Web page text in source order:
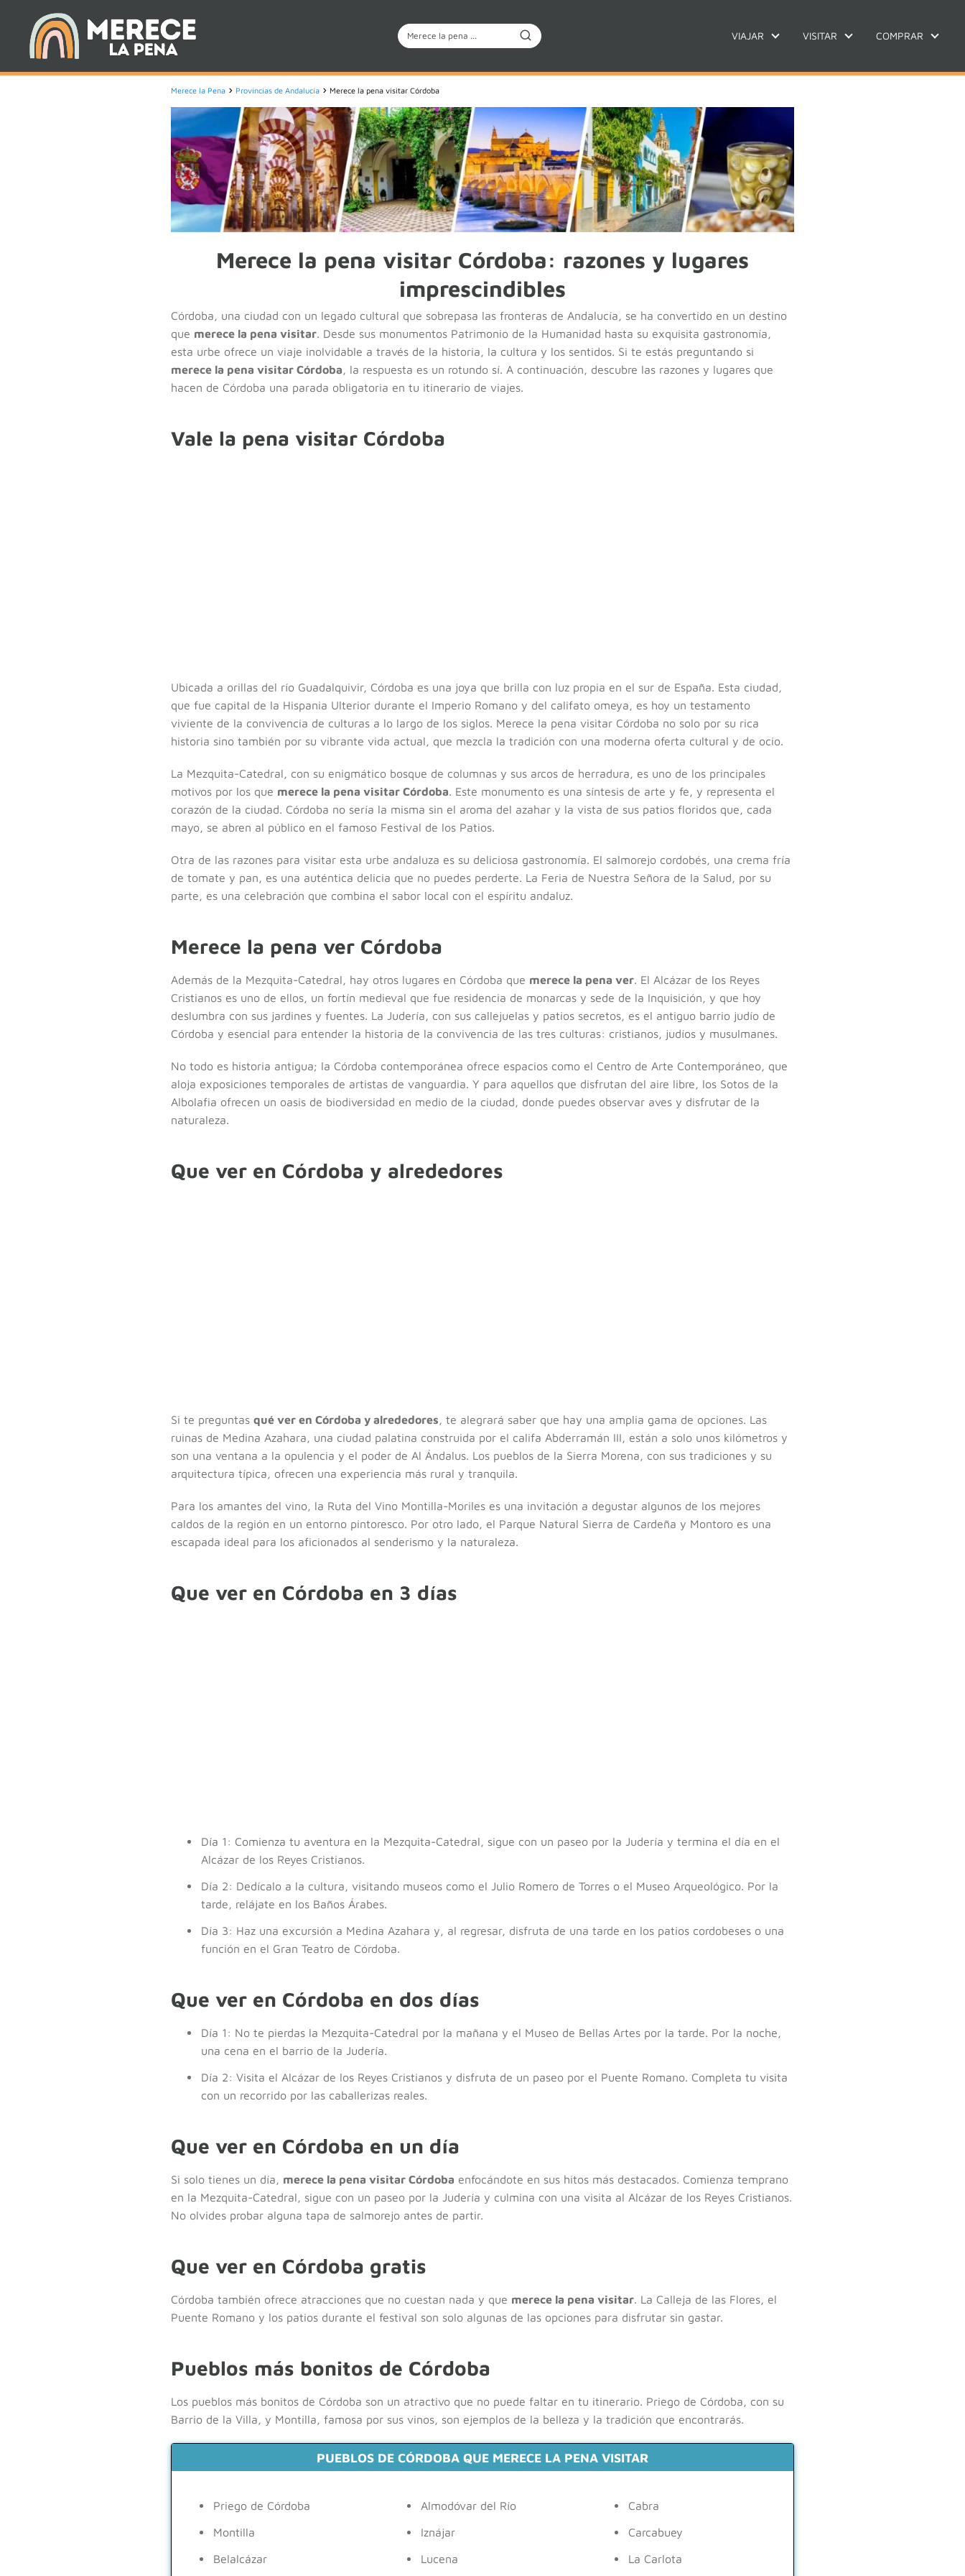
VIAJAR VISITAR COMPRAR
Merece la Pena Provincias de Andalucía Merece la pena visitar Córdoba
Merece la pena visitar Córdoba: razones y lugares
imprescindibles
Córdoba, una ciudad con un legado cultural que sobrepasa las fronteras de Andalucía, se ha convertido en un destino
que merece la pena visitar. Desde sus monumentos Patrimonio de la Humanidad hasta su exquisita gastronomía,
esta urbe ofrece un viaje inolvidable a través de la historia, la cultura y los sentidos. Si te estás preguntando si
merece la pena visitar Córdoba, la respuesta es un rotundo sí. A continuación, descubre las razones y lugares que
hacen de Córdoba una parada obligatoria en tu itinerario de viajes.
Vale la pena visitar Córdoba
Ubicada a orillas del río Guadalquivir, Córdoba es una joya que brilla con luz propia en el sur de España. Esta ciudad,
que fue capital de la Hispania Ulterior durante el Imperio Romano y del califato omeya, es hoy un testamento
viviente de la convivencia de culturas a lo largo de los siglos. Merece la pena visitar Córdoba no solo por su rica
historia sino también por su vibrante vida actual, que mezcla la tradición con una moderna oferta cultural y de ocio.
La Mezquita-Catedral, con su enigmático bosque de columnas y sus arcos de herradura, es uno de los principales
motivos por los que merece la pena visitar Córdoba. Este monumento es una síntesis de arte y fe, y representa el
corazón de la ciudad. Córdoba no sería la misma sin el aroma del azahar y la vista de sus patios floridos que, cada
mayo, se abren al público en el famoso Festival de los Patios.
Otra de las razones para visitar esta urbe andaluza es su deliciosa gastronomía. El salmorejo cordobés, una crema fría
de tomate y pan, es una auténtica delicia que no puedes perderte. La Feria de Nuestra Señora de la Salud, por su
parte, es una celebración que combina el sabor local con el espíritu andaluz.
Merece la pena ver Córdoba
Además de la Mezquita-Catedral, hay otros lugares en Córdoba que merece la pena ver. El Alcázar de los Reyes
Cristianos es uno de ellos, un fortín medieval que fue residencia de monarcas y sede de la Inquisición, y que hoy
deslumbra con sus jardines y fuentes. La Judería, con sus callejuelas y patios secretos, es el antiguo barrio judío de
Córdoba y esencial para entender la historia de la convivencia de las tres culturas: cristianos, judíos y musulmanes.
No todo es historia antigua; la Córdoba contemporánea ofrece espacios como el Centro de Arte Contemporáneo, que
aloja exposiciones temporales de artistas de vanguardia. Y para aquellos que disfrutan del aire libre, los Sotos de la
Albolafia ofrecen un oasis de biodiversidad en medio de la ciudad, donde puedes observar aves y disfrutar de la
naturaleza.
Que ver en Córdoba y alrededores
Si te preguntas qué ver en Córdoba y alrededores, te alegrará saber que hay una amplia gama de opciones. Las
ruinas de Medina Azahara, una ciudad palatina construida por el califa Abderramán III, están a solo unos kilómetros y
son una ventana a la opulencia y el poder de Al Ándalus. Los pueblos de la Sierra Morena, con sus tradiciones y su
arquitectura típica, ofrecen una experiencia más rural y tranquila.
Para los amantes del vino, la Ruta del Vino Montilla-Moriles es una invitación a degustar algunos de los mejores
caldos de la región en un entorno pintoresco. Por otro lado, el Parque Natural Sierra de Cardeña y Montoro es una
escapada ideal para los aficionados al senderismo y la naturaleza.
Que ver en Córdoba en 3 días
Día 1: Comienza tu aventura en la Mezquita-Catedral, sigue con un paseo por la Judería y termina el día en el
Alcázar de los Reyes Cristianos.
Día 2: Dedícalo a la cultura, visitando museos como el Julio Romero de Torres o el Museo Arqueológico. Por la
tarde, relájate en los Baños Árabes.
Día 3: Haz una excursión a Medina Azahara y, al regresar, disfruta de una tarde en los patios cordobeses o una
función en el Gran Teatro de Córdoba.
Que ver en Córdoba en dos días
Día 1: No te pierdas la Mezquita-Catedral por la mañana y el Museo de Bellas Artes por la tarde. Por la noche,
una cena en el barrio de la Judería.
Día 2: Visita el Alcázar de los Reyes Cristianos y disfruta de un paseo por el Puente Romano. Completa tu visita
con un recorrido por las caballerizas reales.
Que ver en Córdoba en un día
Si solo tienes un día, merece la pena visitar Córdoba enfocándote en sus hitos más destacados. Comienza temprano
en la Mezquita-Catedral, sigue con un paseo por la Judería y culmina con una visita al Alcázar de los Reyes Cristianos.
No olvides probar alguna tapa de salmorejo antes de partir.
Que ver en Córdoba gratis
Córdoba también ofrece atracciones que no cuestan nada y que merece la pena visitar. La Calleja de las Flores, el
Puente Romano y los patios durante el festival son solo algunas de las opciones para disfrutar sin gastar.
Pueblos más bonitos de Córdoba
Los pueblos más bonitos de Córdoba son un atractivo que no puede faltar en tu itinerario. Priego de Córdoba, con su
Barrio de la Villa, y Montilla, famosa por sus vinos, son ejemplos de la belleza y la tradición que encontrarás.
PUEBLOS DE CÓRDOBA QUE MERECE LA PENA VISITAR
Priego de Córdoba
Montilla
Belalcázar
Almodóvar del Río
Iznájar
Lucena
Cabra
Carcabuey
La Carlota